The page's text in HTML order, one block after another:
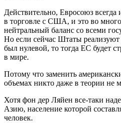
Действительно, Евросоюз
в торговле с США, и это во
нейтральный баланс со всеми
Но если сейчас Штаты
был нулевой, то тогда ЕС будет
в мире.
Потому что заменить
объемах никто даже в теории не
Хотя фон дер Ляйен все-таки
Азию, население которой
человек.